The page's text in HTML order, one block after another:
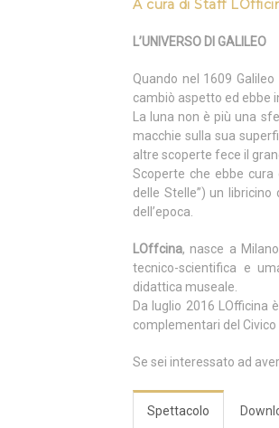
A cura di Staff
L’UNIVERSO DI GALILEO
Quando nel 1609
cambiò aspetto ed ebbe
La luna non è più una
macchie sulla sua
altre scoperte fece il
Scoperte che ebbe cura
delle Stelle”) un
dell’epoca.
LOffcina, nasce a
tecnico-scientifica e
didattica museale.
Da luglio 2016 LOfficina
complementari del Civico
Se sei interessato ad
Spettacolo